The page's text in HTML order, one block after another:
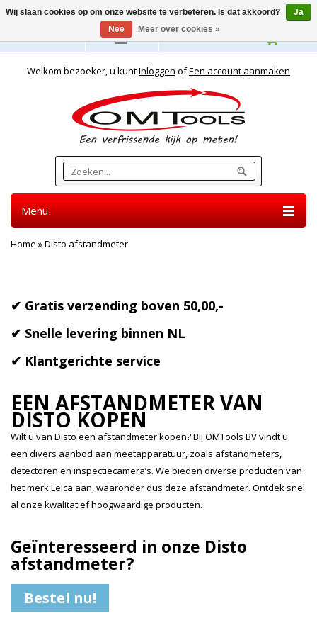
Nederlands
Welkom bezoeker, u kuntInloggen ofEen account aanmaken
Menu
Home »Disto afstandmeter
✔ Gratis verzending boven 50,00,-
✔ Snelle levering binnen NL
✔ Klantgerichte service
EEN AFSTANDMETER VAN
DISTO KOPEN
Wilt u van Disto een afstandmeter kopen? Bij OMTools BV vindt u
een divers aanbod aan meetapparatuur, zoals afstandmeters,
detectoren en inspectiecamera’s. We bieden diverse producten van
het merk Leica aan, waaronder dus deze afstandmeter. Ontdek snel
al onze kwalitatief hoogwaardige producten.
Geïnteresseerd in onze Disto
afstandmeter?
Bestel nu!
Wij slaan cookies op om onze website te verbeteren. Is dat akkoord?
Ja
Nee
Meer over cookies »